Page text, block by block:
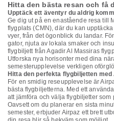
Hitta den bästa resan och få
Upptäck ett äventyr du aldrig
Ge dig ut på en enastående resa till
flygplats (CMN), där du kan
vyer, från det ögonblick du landar.
gator, njuta av lokala smaker och
flygbiljett från Agadir Al Massiras
Utforska nya horisonter med dina
semesterupplevelse verkligen
Hitta den perfekta flygbiljetten med
För en smidig reseupplevelse är
bästa flygbiljetterna. Med ett
att jämföra och välja flygbiljetter
Oavsett om du planerar en sista
semester, erbjuder Airpaz ett brett